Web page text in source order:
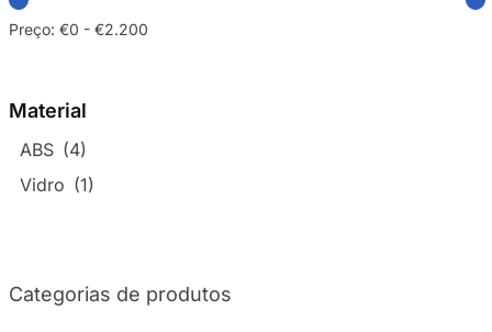
Preço: €0 - €2.200
Material
ABS (4)
Vidro (1)
Categorias de produtos